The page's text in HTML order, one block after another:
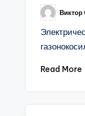
Posted
by
Виктор
Read More